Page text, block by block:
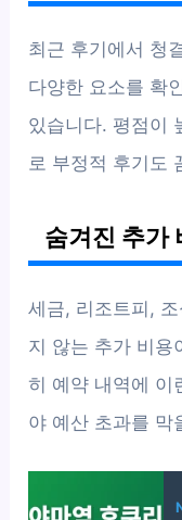
최근 후기에서 청
다양한 요소를 확
있습니다. 평점이
로 부정적 후기도
숨겨진 추가
세금, 리조트피,
지 않는 추가 비용
히 예약 내역에 이
야 예산 초과를 막